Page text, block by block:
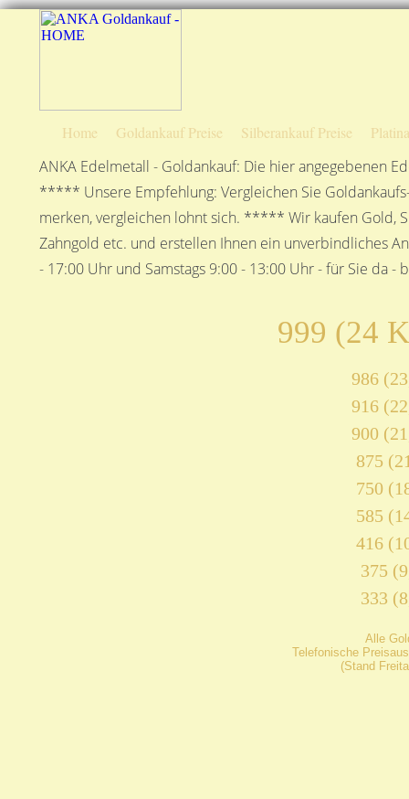
Home Goldankauf Preise Silberankauf Preise
ANKA Edelmetall - Goldankauf: Die hier angegebenen
***** Unsere Empfehlung: Vergleichen Sie
merken, vergleichen lohnt sich. ***** Wir kaufen Gold,
Zahngold etc. und erstellen Ihnen ein unverbindliches
- 17:00 Uhr und Samstags 9:00 - 13:00 Uhr - für Sie
999 (24
986
916
900
875
750
585
416
375
333
Alle
Telefonische
(Stand